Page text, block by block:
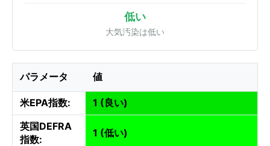
低い
大気汚染は低い
パラメータ 値
米EPA指数:
1 (良い)
英国DEFRA
指数:
1 (低い)